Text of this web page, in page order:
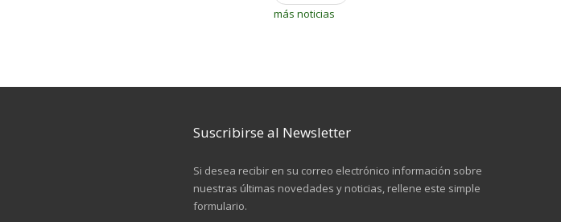
más noticias
Suscribirse al Newsletter
Si desea recibir en su correo electrónico información sobre
nuestras últimas novedades y noticias, rellene este simple
formulario.